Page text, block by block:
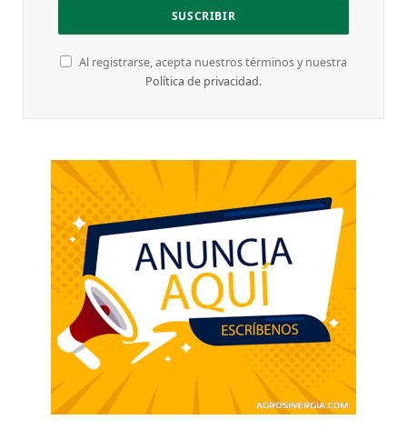
Al registrarse, acepta nuestros términos y nuestra
Política de privacidad.